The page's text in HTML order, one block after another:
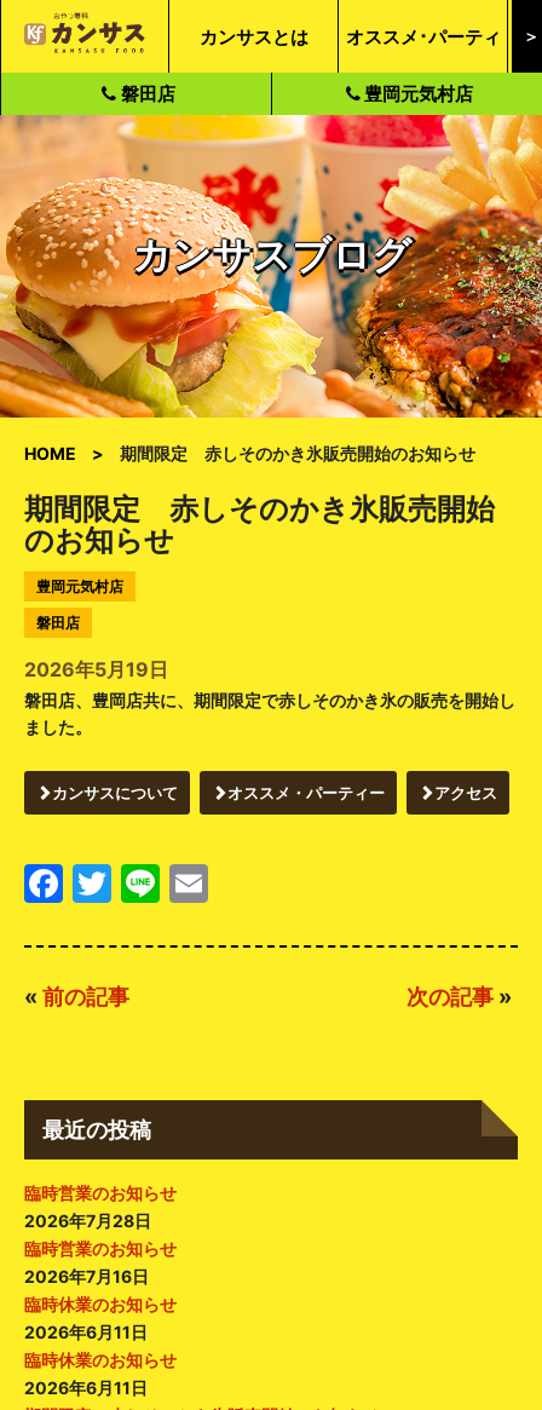
カンサスとは オススメ･パーティ ＞
磐田店 豊岡元気村店
カンサスブログ
HOME 期間限定 赤しそのかき氷販売開始のお知らせ
期間限定 赤しそのかき氷販売開始
のお知らせ
豊岡元気村店
磐田店
2026年5月19日
磐田店、豊岡店共に、期間限定で赤しそのかき氷の販売を開始し
ました。
カンサスについて オススメ・パーティー アクセス
Facebook
Twitter
Line
« 前の記事 次の記事 »
最近の投稿
臨時営業のお知らせ
2026年7月28日
臨時営業のお知らせ
2026年7月16日
臨時休業のお知らせ
2026年6月11日
臨時休業のお知らせ
2026年6月11日